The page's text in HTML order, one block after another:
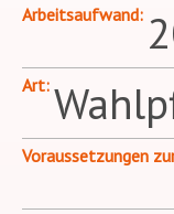
Arbeitsaufwand
Art
Voraussetzungen